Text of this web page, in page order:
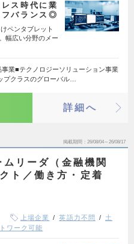
ス時代に業
フバランス◎
ペンタブレット
幅広い分野のメー
事業■テクノロジーソリューション事業
クラスのグローバル…
詳細へ
掲載期間 26/08/04～26/08/17
リーダ（金融機関
ト／働き方・定着
上場企業 英語力不問
土
ワーク可能